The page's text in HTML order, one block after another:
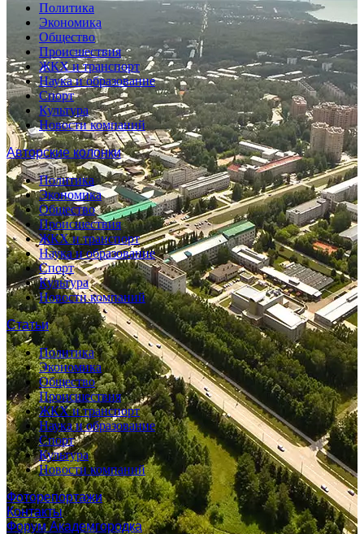
Политика
Экономика
Общество
Происшествия
ЖКХ и транспорт
Наука и образование
Спорт
Культура
Новости компаний
Авторские колонки
Политика
Экономика
Общество
Происшествия
ЖКХ и транспорт
Наука и образование
Спорт
Культура
Новости компаний
Статьи
Политика
Экономика
Общество
Происшествия
ЖКХ и транспорт
Наука и образование
Спорт
Культура
Новости компаний
Фоторепортажи
Контакты
Форум Академгородка